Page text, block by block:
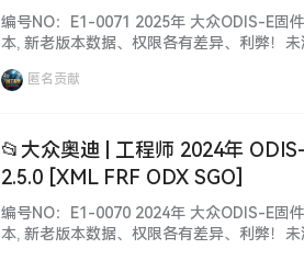
编号NO：E1-0071 2025年 大众ODIS-E固
本, 新老版本数据、权限各有差异、利弊！
资源种类繁多, 自行研究！更新不断, 勤则利,
匿名贡献
📂大众奥迪 | 工程师 2024年
2.5.0 [XML FRF ODX SGO]
编号NO：E1-0070 2024年 大众ODIS-E固
本, 新老版本数据、权限各有差异、利弊！